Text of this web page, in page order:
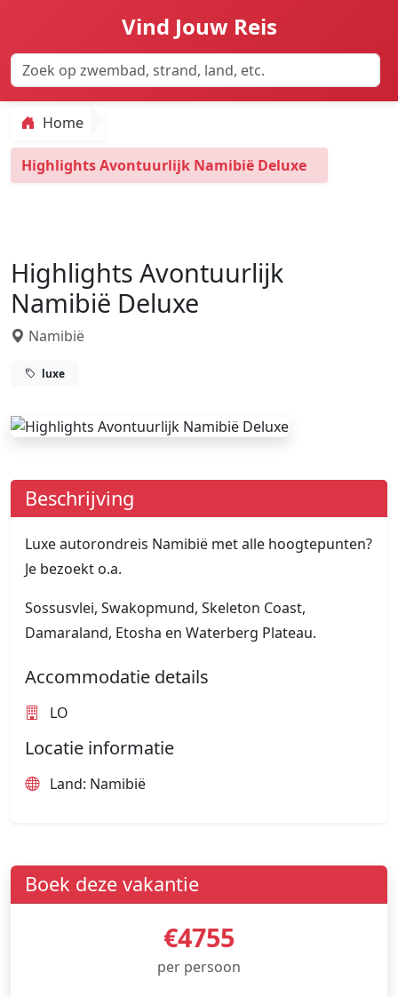
Vind Jouw Reis
Home
Highlights Avontuurlijk Namibië Deluxe
Highlights Avontuurlijk
Namibië Deluxe
Namibië
luxe
Beschrijving
Luxe autorondreis Namibië met alle hoogtepunten?
Je bezoekt o.a.
Sossusvlei, Swakopmund, Skeleton Coast,
Damaraland, Etosha en Waterberg Plateau.
Accommodatie details
LO
Locatie informatie
Land: Namibië
Boek deze vakantie
€4755
per persoon